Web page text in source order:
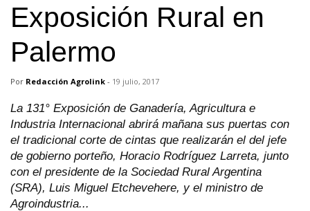
Exposición Rural en
Palermo
Por Redacción Agrolink - 19 julio, 2017
La 131° Exposición de Ganadería, Agricultura e
Industria Internacional abrirá mañana sus puertas con
el tradicional corte de cintas que realizarán el del jefe
de gobierno porteño, Horacio Rodríguez Larreta, junto
con el presidente de la Sociedad Rural Argentina
(SRA), Luis Miguel Etchevehere, y el ministro de
Agroindustria...